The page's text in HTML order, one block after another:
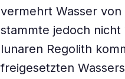
vermehrt Wasser
stammte jedoch
lunaren Regolith
freigesetzten